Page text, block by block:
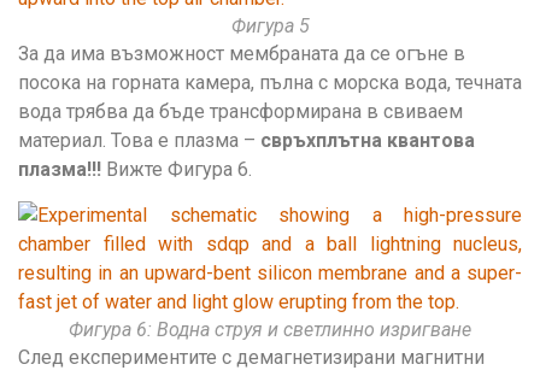
Фигура 5
За да има възможност мембраната да се огъне в
посока на горната камера, пълна с морска вода, течната
вода трябва да бъде трансформирана в свиваем
материал. Това е плазма – свръхплътна квантова
плазма!!! Вижте Фигура 6.
Фигура 6: Водна струя и светлинно изригване
След експериментите с демагнетизирани магнитни